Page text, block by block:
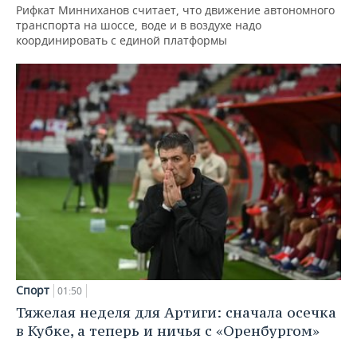
Рифкат Минниханов считает, что движение автономного
транспорта на шоссе, воде и в воздухе надо
координировать с единой платформы
Спорт 01:50
Тяжелая неделя для Артиги: сначала осечка
в Кубке, а теперь и ничья с «Оренбургом»